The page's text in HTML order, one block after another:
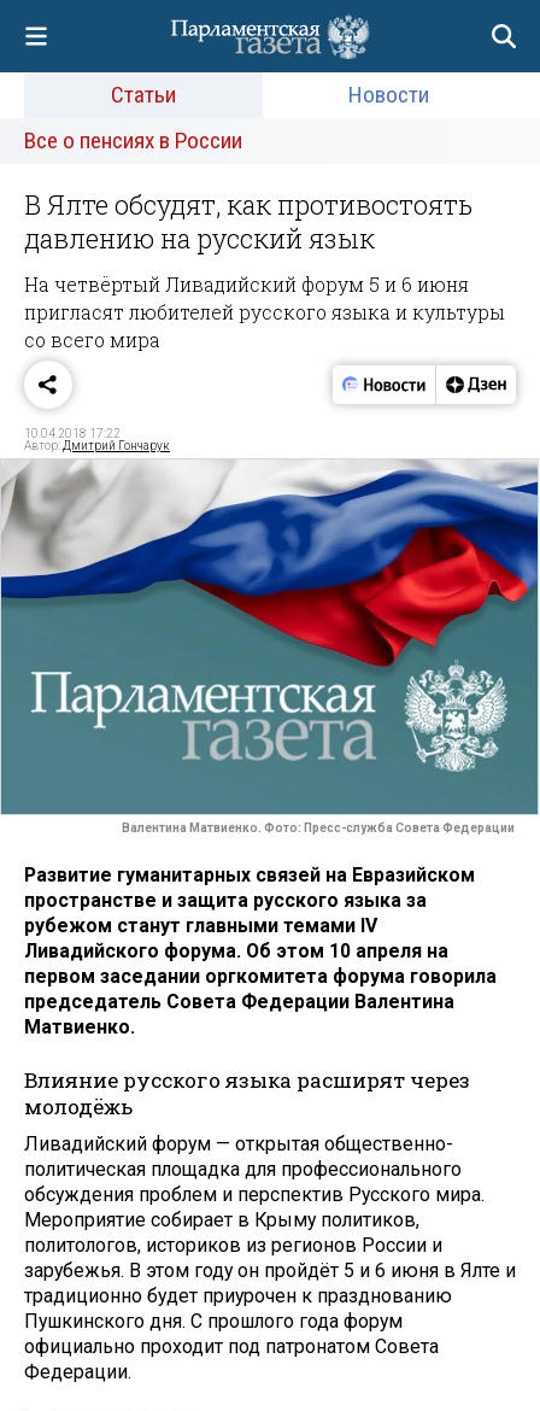
Статьи
Новости
Все о пенсиях в России
В Ялте обсудят, как противостоять
давлению на русский язык
На четвёртый Ливадийский форум 5 и 6 июня
пригласят любителей русского языка и культуры
со всего мира
10.04.2018 17:22
Автор: Дмитрий Гончарук
Валентина Матвиенко. Фото: Пресс-служба Совета Федерации
Развитие гуманитарных связей на Евразийском
пространстве и защита русского языка за
рубежом станут главными темами IV
Ливадийского форума. Об этом 10 апреля на
первом заседании оргкомитета форума говорила
председатель Совета Федерации Валентина
Матвиенко.
Влияние русского языка расширят через
молодёжь
Ливадийский форум — открытая общественно-
политическая площадка для профессионального
обсуждения проблем и перспектив Русского мира.
Мероприятие собирает в Крыму политиков,
политологов, историков из регионов России и
зарубежья. В этом году он пройдёт 5 и 6 июня в Ялте и
традиционно будет приурочен к празднованию
Пушкинского дня. С прошлого года форум
официально проходит под патронатом Совета
Федерации.